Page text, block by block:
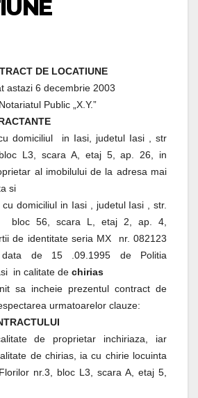
DE LOCATIUNE
astazi 6 decembrie 2003
Public „X.Y.”
domiciliul
in Iasi, judetul Iasi , str
L3, scara A, etaj 5, ap. 26, in
al imobilului de la adresa mai
si
domiciliul in Iasi , judetul Iasi , str.
bloc 56, scara L, etaj 2, ap. 4,
de identitate seria MX
nr. 082123
de 15 .09.1995 de Politia
in calitate de chirias
sa incheie prezentul contract de
urmatoarelor clauze:
de proprietar inchiriaza, iar
de chirias, ia cu chirie locuinta
nr.3, bloc L3, scara A, etaj 5,